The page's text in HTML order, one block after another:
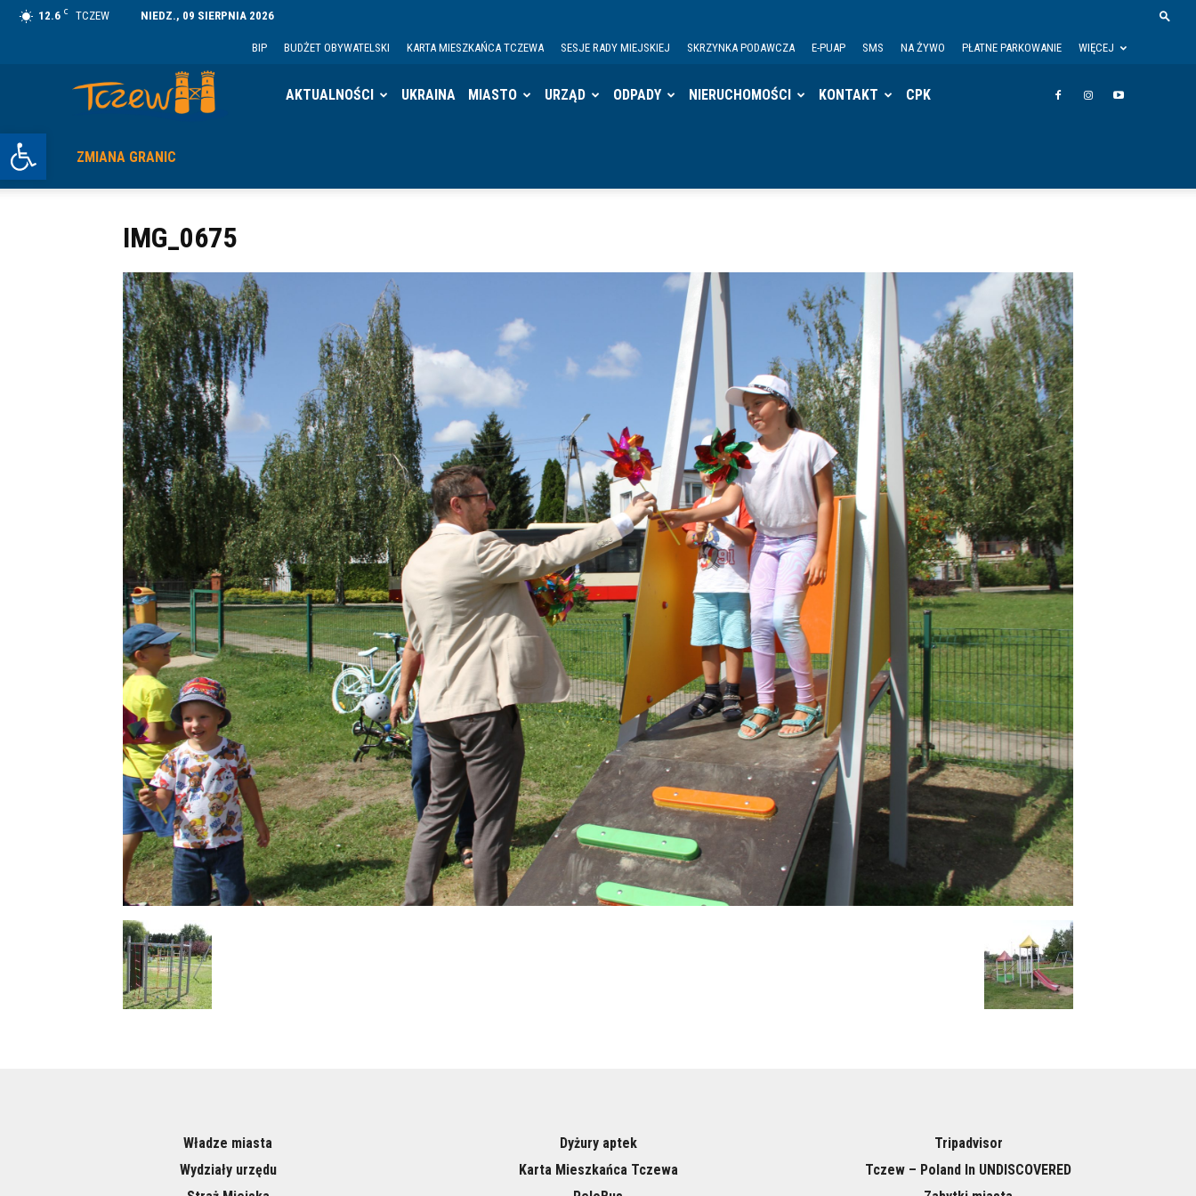
Otwórz pasek narzędzi
12.6 C TCZEW NIEDZ., 09 SIERPNIA 2026
BIP BUDŻET OBYWATELSKI KARTA MIESZKAŃCA TCZEWA SESJE RADY MIEJSKIEJ SKRZYNKA PODAWCZA E-PUAP SMS NA ŻYWO PŁATNE PARKOWANIE WIĘCEJ
AKTUALNOŚCI UKRAINA MIASTO URZĄD ODPADY NIERUCHOMOŚCI KONTAKT CPK
ZMIANA GRANIC
IMG_0675
Władze miasta
Wydziały urzędu
Dyżury aptek
Karta Mieszkańca Tczewa
Tripadvisor
Tczew – Poland In UNDISCOVERED